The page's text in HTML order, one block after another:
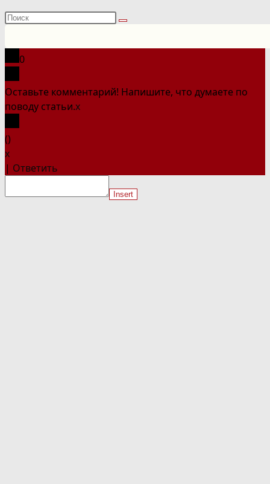
Поиск
сайте
0
Оставьте комментарий! Напишите, что думаете по
поводу статьи.x
()
x
| Ответить
Insert